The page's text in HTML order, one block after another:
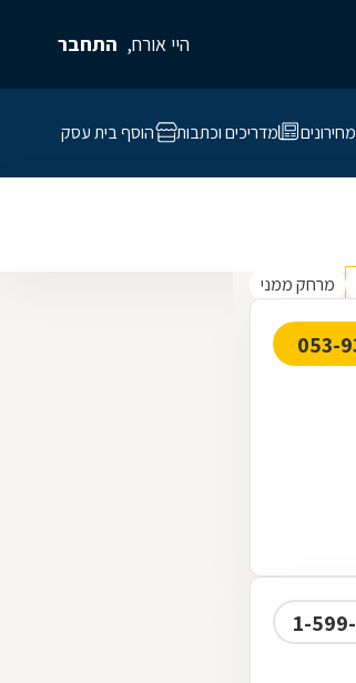
היי אורח, התחבר
מחירונים מדריכים וכתבות הוסף בית עסק
מרחק ממני